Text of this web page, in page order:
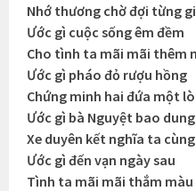
Nhớ thương chờ đợi từng
Ước gì cuộc sống êm đềm
Cho tình ta mãi mãi thêm
Ước gì pháo đỏ rượu hồng
Chứng minh hai đứa một
Ước gì bà Nguyệt bao dung
Xe duyên kết nghĩa ta
Ước gì đến vạn ngày sau
Tình ta mãi mãi thắm màu